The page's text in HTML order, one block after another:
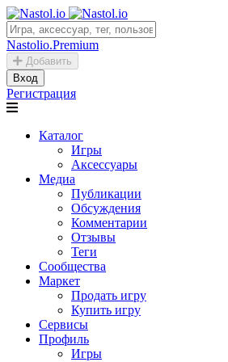
Nastolio.Premium
Добавить
Вход
Регистрация
Каталог
Игры
Аксессуары
Медиа
Публикации
Обсуждения
Комментарии
Отзывы
Теги
Сообщества
Маркет
Продать игру
Купить игру
Сервисы
Профиль
Игры